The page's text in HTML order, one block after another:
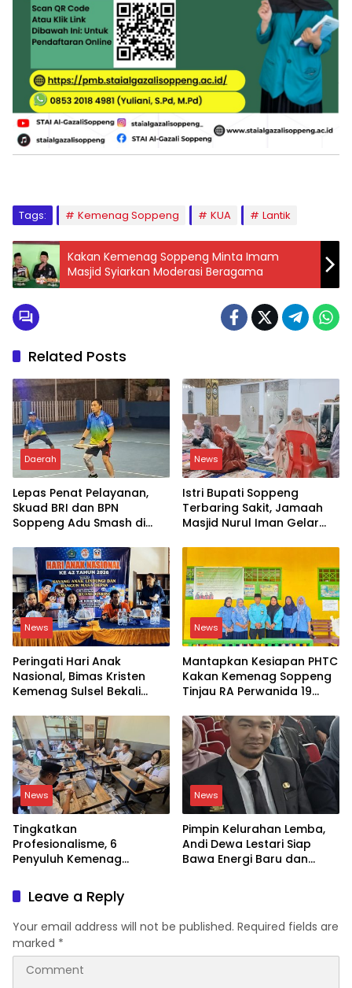
Tags: Kemenag Soppeng KUA Lantik
Kakan Kemenag Soppeng Minta Imam
Masjid Syiarkan Moderasi Beragama
Related Posts
Daerah
Lepas Penat Pelayanan,
Skuad BRI dan BPN
Soppeng Adu Smash di
News
Istri Bupati Soppeng
Terbaring Sakit, Jamaah
Masjid Nurul Iman Gelar
News
Peringati Hari Anak
Nasional, Bimas Kristen
Kemenag Sulsel Bekali
News
Mantapkan Kesiapan PHTC
Kakan Kemenag Soppeng
Tinjau RA Perwanida 19
News
Tingkatkan
Profesionalisme, 6
Penyuluh Kemenag
Kenaikan Jabatan
News
Pimpin Kelurahan Lemba,
Andi Dewa Lestari Siap
Bawa Energi Baru dan
Leave a Reply
Your email address will not be published. Required fields are
marked *